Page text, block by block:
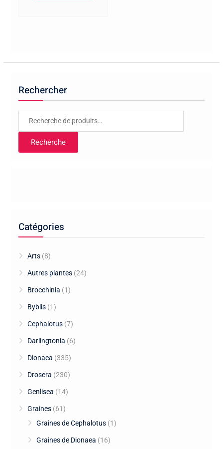
Rechercher
Recherche
Recherche
Catégories
Arts (8)
Autres plantes (24)
Brocchinia (1)
Byblis (1)
Cephalotus (7)
Darlingtonia (6)
Dionaea (335)
Drosera (230)
Genlisea (14)
Graines (61)
Graines de Cephalotus (1)
Graines de Dionaea (16)